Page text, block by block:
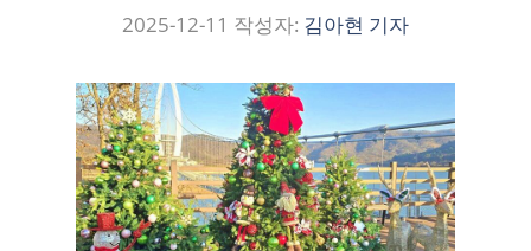
2025-12-11 작성자: 김아현 기자